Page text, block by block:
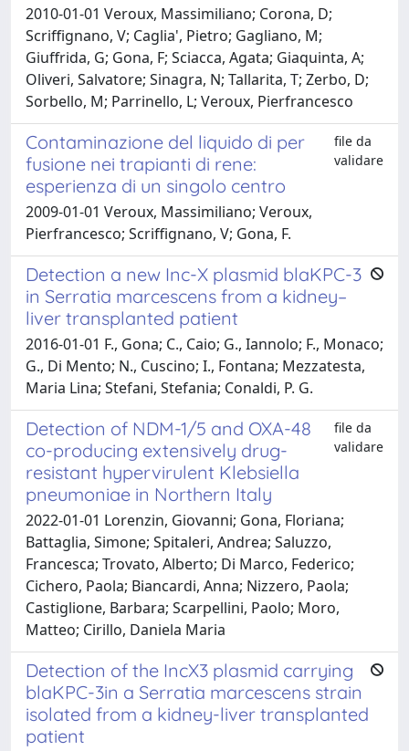
2010-01-01 Veroux, Massimiliano; Corona, D;
Scriffignano, V; Caglia', Pietro; Gagliano, M;
Giuffrida, G; Gona, F; Sciacca, Agata; Giaquinta, A;
Oliveri, Salvatore; Sinagra, N; Tallarita, T; Zerbo, D;
Sorbello, M; Parrinello, L; Veroux, Pierfrancesco
Contaminazione del liquido di per
fusione nei trapianti di rene:
esperienza di un singolo centro
file da
validare
2009-01-01 Veroux, Massimiliano; Veroux,
Pierfrancesco; Scriffignano, V; Gona, F.
Detection a new Inc-X plasmid blaKPC-3
in Serratia marcescens from a kidney–
liver transplanted patient
2016-01-01 F., Gona; C., Caio; G., Iannolo; F., Monaco;
G., Di Mento; N., Cuscino; I., Fontana; Mezzatesta,
Maria Lina; Stefani, Stefania; Conaldi, P. G.
Detection of NDM-1/5 and OXA-48
co-producing extensively drug-
resistant hypervirulent Klebsiella
pneumoniae in Northern Italy
file da
validare
2022-01-01 Lorenzin, Giovanni; Gona, Floriana;
Battaglia, Simone; Spitaleri, Andrea; Saluzzo,
Francesca; Trovato, Alberto; Di Marco, Federico;
Cichero, Paola; Biancardi, Anna; Nizzero, Paola;
Castiglione, Barbara; Scarpellini, Paolo; Moro,
Matteo; Cirillo, Daniela Maria
Detection of the IncX3 plasmid carrying
blaKPC-3in a Serratia marcescens strain
isolated from a kidney-liver transplanted
patient